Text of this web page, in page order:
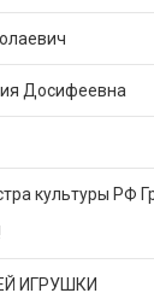
Досифеевна
культуры РФ
ИГРУШКИ